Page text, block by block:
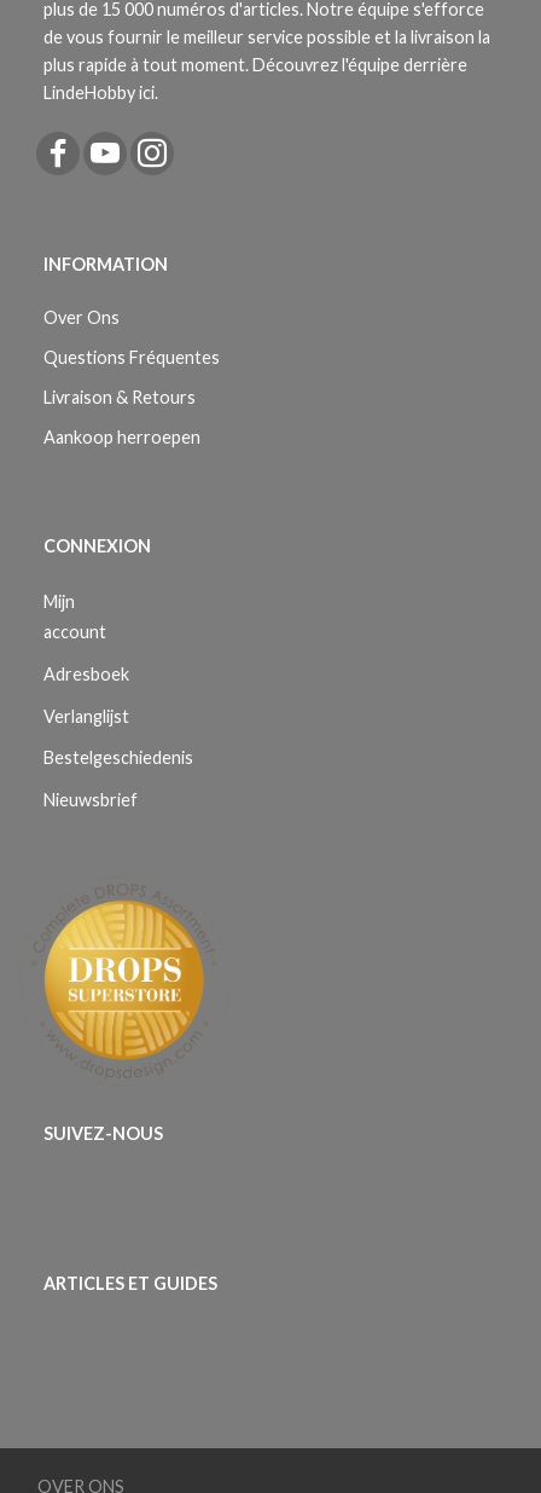
plus de 15 000 numéros d'articles. Notre équipe s'efforce
de vous fournir le meilleur service possible et la livraison la
plus rapide à tout moment. Découvrez l'équipe derrière
LindeHobby ici.
INFORMATION
Over Ons
Questions Fréquentes
Livraison & Retours
Aankoop herroepen
CONNEXION
Mijn
account
Adresboek
Verlanglijst
Bestelgeschiedenis
Nieuwsbrief
SUIVEZ-NOUS
ARTICLES ET GUIDES
OVER ONS